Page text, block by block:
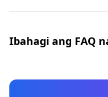
Ibahagi ang FAQ